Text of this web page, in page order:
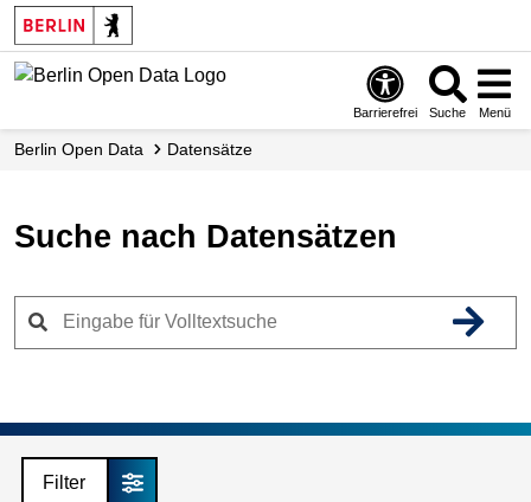
Skip
to
main
Barrierefrei Suche Menü
Berlin Open Data Datensätze
Suche nach Datensätzen
Filter